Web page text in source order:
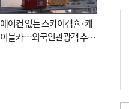
에어컨 없는 스카이캡슐·케
이블카…외국인관광객 추억